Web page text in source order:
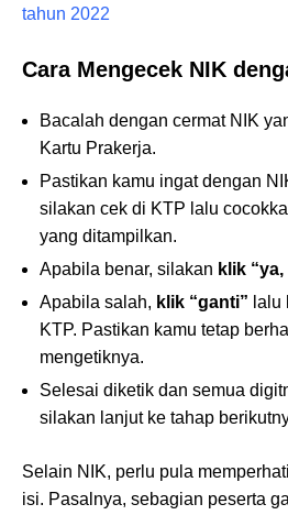
tahun 2022
Cara Mengecek NIK
Bacalah dengan cermat NIK
Kartu Prakerja.
Pastikan kamu ingat dengan
silakan cek di KTP lalu
yang ditampilkan.
Apabila benar, silakan klik
Apabila salah, klik “ganti” lalu
KTP. Pastikan kamu tetap
mengetiknya.
Selesai diketik dan semua
silakan lanjut ke tahap
Selain NIK, perlu pula
isi. Pasalnya, sebagian peserta